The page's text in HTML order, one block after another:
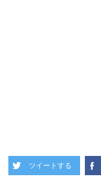
ツイートする